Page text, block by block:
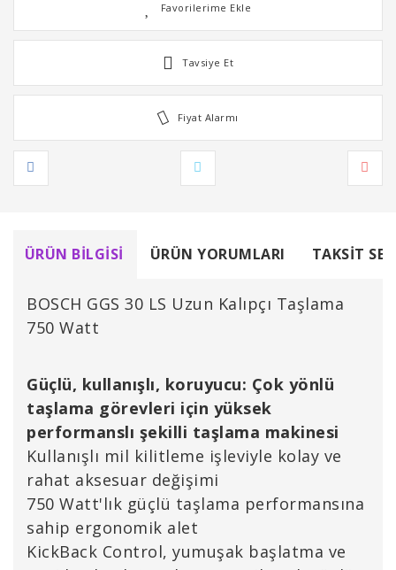
Tavsiye Et
Fiyat Alarmı
ÜRÜN BILGISI ÜRÜN YORUMLARI TAKSIT
BOSCH GGS 30 LS Uzun Kalıpçı Taşlama
750 Watt
Güçlü, kullanışlı, koruyucu: Çok yönlü
taşlama görevleri için yüksek
performanslı şekilli taşlama makinesi
Kullanışlı mil kilitleme işleviyle kolay ve
rahat aksesuar değişimi
750 Watt'lık güçlü taşlama performansına
sahip ergonomik alet
KickBack Control, yumuşak başlatma ve